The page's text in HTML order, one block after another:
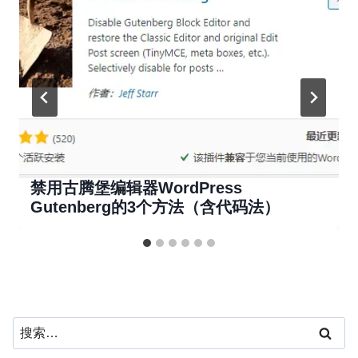
禁用古腾堡编辑器WordPress
Gutenberg的3个方法（含代码法）
搜
索：